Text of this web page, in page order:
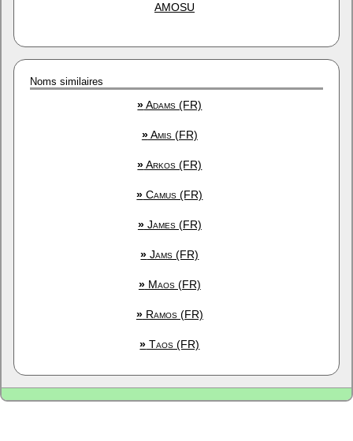
AMOSU
Noms similaires
»Adams (FR)
»Amis (FR)
»Arkos (FR)
» Camus (FR)
»James (FR)
» Jams (FR)
»Maos (FR)
»Ramos (FR)
» Taos (FR)